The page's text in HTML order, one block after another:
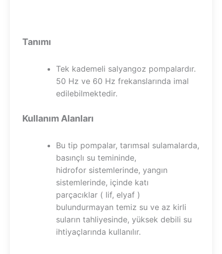
Tanımı
Tek kademeli salyangoz pompalardır.
50 Hz ve 60 Hz frekanslarında imal
edilebilmektedir.
Kullanım Alanları
Bu tip pompalar, tarımsal sulamalarda,
basınçlı su temininde,
hidrofor sistemlerinde, yangın
sistemlerinde, içinde katı
parçacıklar ( lif, elyaf )
bulundurmayan temiz su ve az kirli
suların tahliyesinde, yüksek debili su
ihtiyaçlarında kullanılır.